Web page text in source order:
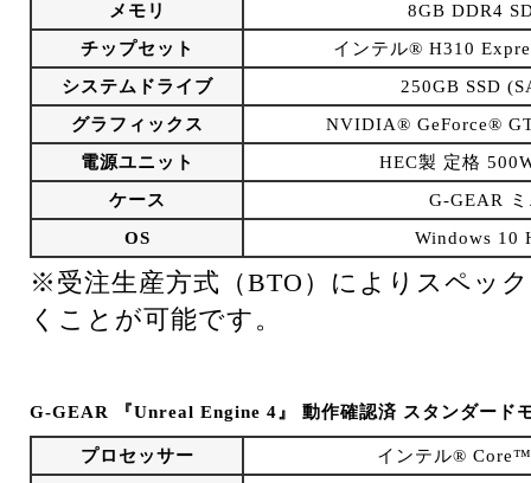
メモリ
8GB DDR4
チップセット
インテル® H310
システムドライブ
250GB SSD
グラフィックス
NVIDIA® GeForce®
電源ユニット
HEC製 定格
ケース
G-GEAR
OS
Windows 10
※受注生産方式（BTO）によりスペッ
くことが可能です。
G-GEAR 『Unreal Engine 4』 動作確認済 スタンダード
プロセッサー
インテル®